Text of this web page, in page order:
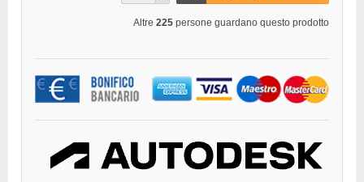
Altre 225 persone guardano questo prodotto